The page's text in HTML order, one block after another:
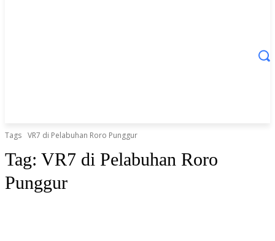
Tags VR7 di Pelabuhan Roro Punggur
Tag: VR7 di Pelabuhan Roro
Punggur